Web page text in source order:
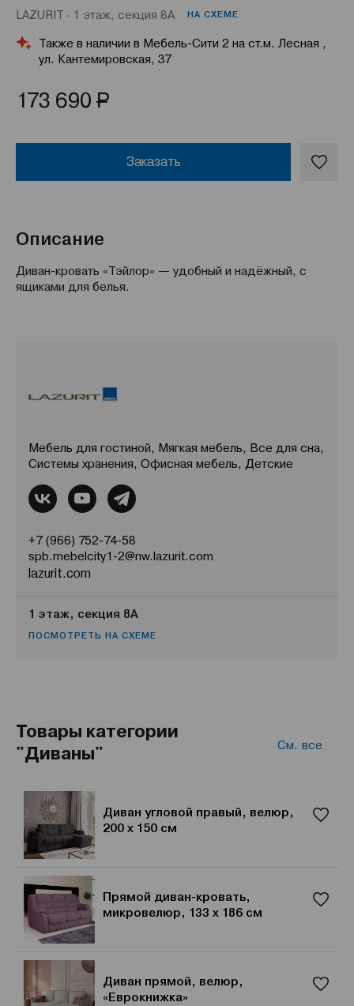
LAZURIT · 1 этаж, секция 8А НА СХЕМЕ
Также в наличии в Мебель-Сити 2 на ст.м. Лесная ,
ул. Кантемировская, 37
173 690 Р
Заказать
Описание
Диван-кровать «Тэйлор» — удобный и надёжный, с
ящиками для белья.
Мебель для гостиной, Мягкая мебель, Все для сна,
Системы хранения, Офисная мебель, Детские
+7 (966) 752-74-58
spb.mebelcity1-2@nw.lazurit.com
lazurit.com
1 этаж, секция 8А
ПОСМОТРЕТЬ НА СХЕМЕ
Товары категории
"Диваны"
См. все
Диван угловой правый, велюр,
200 х 150 см
Прямой диван-кровать,
микровелюр, 133 х 186 см
Диван прямой, велюр,
«Еврокнижка»